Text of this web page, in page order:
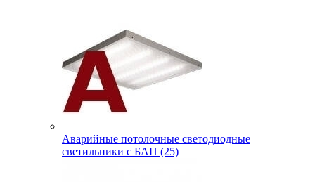
Аварийные потолочные светодиодные
светильники с БАП (25)